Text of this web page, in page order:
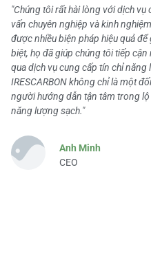
"Chúng tôi rất hài lòng với dịch vụ
vấn chuyên nghiệp và kinh
được nhiều biện pháp hiệu quả
biệt, họ đã giúp chúng tôi tiếp
qua dịch vụ cung cấp tín chỉ năng
IRESCARBON không chỉ là một
người hướng dẫn tận tâm trong
năng lượng sạch."
Anh Minh
CEO